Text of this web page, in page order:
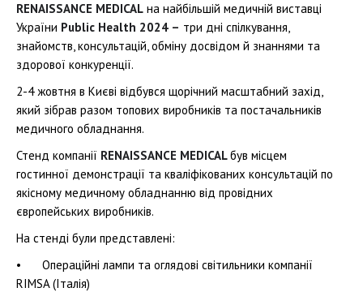
RENAISSANCE MEDICAL на найбільшій медичній виставці
України Public Health 2024 – три дні спілкування,
знайомств, консультацій, обміну досвідом й знаннями та
здорової конкуренції.
2-4 жовтня в Києві відбувся щорічний масштабний захід,
який зібрав разом топових виробників та постачальників
медичного обладнання.
Стенд компанії RENAISSANCE MEDICALбув місцем
гостинної демонстрації та кваліфікованих консультацій по
якісному медичному обладнанню від провідних
європейських виробників.
На стенді були представлені:
•
Операційні лампи та оглядові світильники компанії
RIMSA (Італія)